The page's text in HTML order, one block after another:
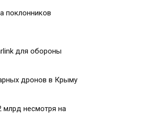
поклонников
для обороны
дронов в Крыму
млрд несмотря на